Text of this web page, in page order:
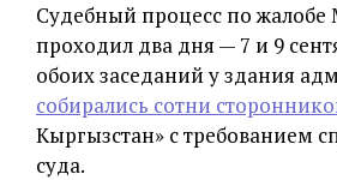
Судебный процесс по
проходил два дня — 7 и 9
обоих заседаний у здания
собирались сотни
Кыргызстан» с требованием
суда.